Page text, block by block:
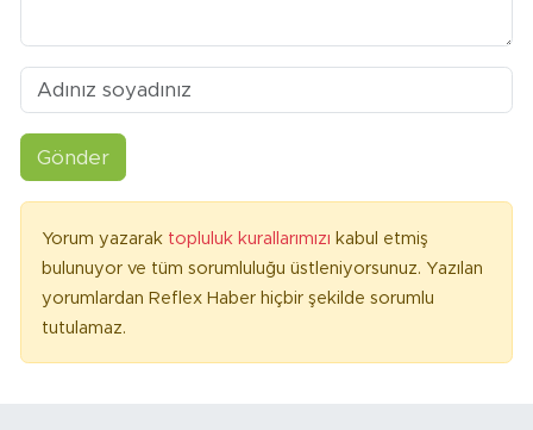
Gönder
Yorum yazarak topluluk kurallarımızı kabul etmiş
bulunuyor ve tüm sorumluluğu üstleniyorsunuz. Yazılan
yorumlardan Reflex Haber hiçbir şekilde sorumlu
tutulamaz.